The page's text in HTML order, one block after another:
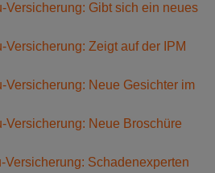
Versicherung: Gibt sich ein neues
Versicherung: Zeigt auf der IPM
Versicherung: Neue Gesichter im
Versicherung: Neue Broschüre
Versicherung: Schadenexperten